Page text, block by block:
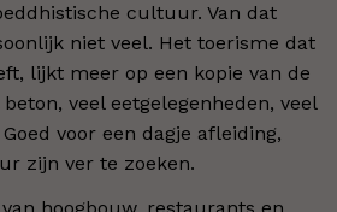
cultuur. Van dat
niet veel. Het toerisme dat
lijkt meer op een kopie van de
veel eetgelegenheden, veel
voor een dagje afleiding,
zijn ver te zoeken.